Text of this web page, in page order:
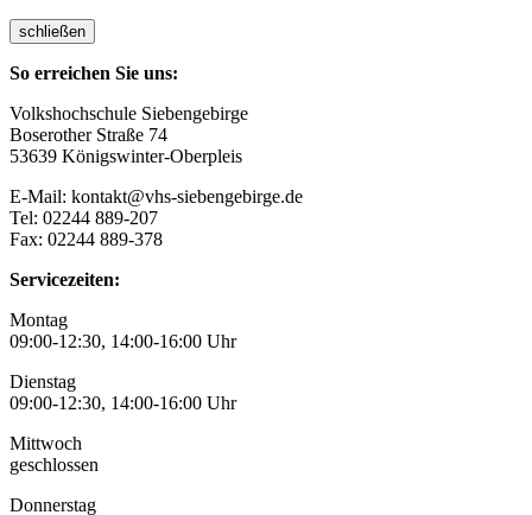
schließen
So erreichen Sie uns:
Volkshochschule Siebengebirge
Boserother Straße 74
53639 Königswinter-Oberpleis
E-Mail: kontakt@vhs-siebengebirge.de
Tel: 02244 889-207
Fax: 02244 889-378
Servicezeiten:
Montag
09:00-12:30, 14:00-16:00 Uhr
Dienstag
09:00-12:30, 14:00-16:00 Uhr
Mittwoch
geschlossen
Donnerstag